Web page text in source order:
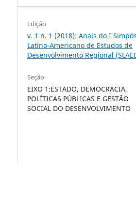
Edição
v. 1 n. 1 (2018): Anais do I
Latino-Americano de Estudos de
Desenvolvimento Regional
Seção
EIXO 1:ESTADO, DEMOCRACIA,
POLÍTICAS PÚBLICAS E GESTÃO
SOCIAL DO DESENVOLVIMENTO